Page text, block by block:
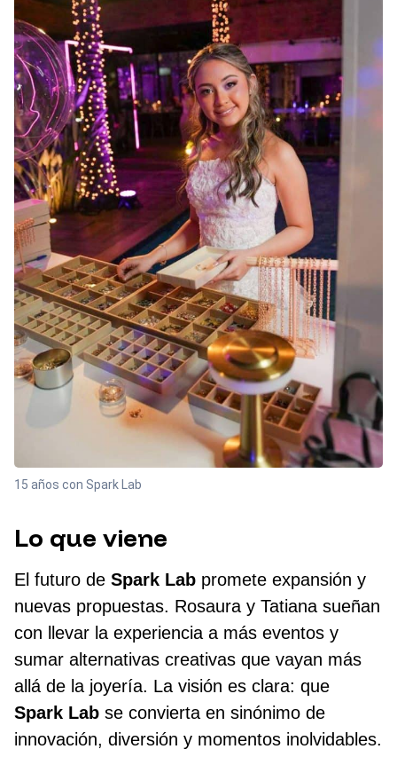
15 años con Spark Lab
Lo que viene
El futuro de Spark Lab promete expansión y
nuevas propuestas. Rosaura y Tatiana sueñan
con llevar la experiencia a más eventos y
sumar alternativas creativas que vayan más
allá de la joyería. La visión es clara: que
Spark Lab se convierta en sinónimo de
innovación, diversión y momentos inolvidables.